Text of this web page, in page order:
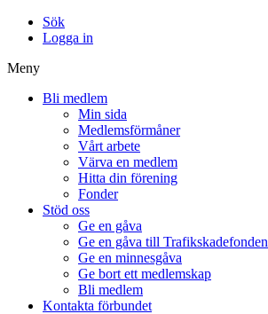
Sök
Logga in
Meny
Bli medlem
Min sida
Medlemsförmåner
Vårt arbete
Värva en medlem
Hitta din förening
Fonder
Stöd oss
Ge en gåva
Ge en gåva till Trafikskadefonden
Ge en minnesgåva
Ge bort ett medlemskap
Bli medlem
Kontakta förbundet